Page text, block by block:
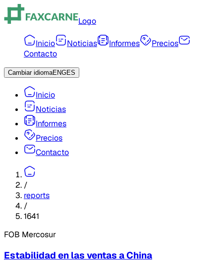
Logo
Inicio Noticias Informes
Precios
Contacto
Cambiar idiomaENGES
Inicio
Noticias
Informes
Precios
Contacto
/
reports
/
1641
FOB Mercosur
Estabilidad en las ventas a China